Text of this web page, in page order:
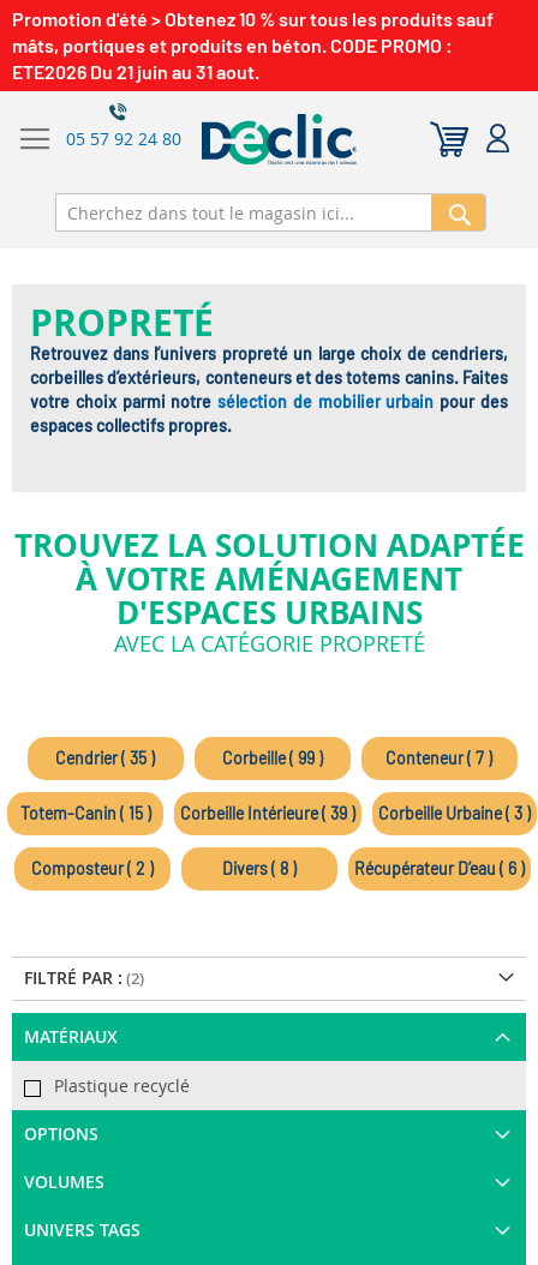
Promotion d'été > Obtenez 10 % sur tous les produits sauf
mâts, portiques et produits en béton. CODE PROMO :
ETE2026 Du 21 juin au 31 aout.
05 57 92 24 80
PROPRETÉ
Retrouvez dans l’univers propreté un large choix de cendriers,
corbeilles d’extérieurs, conteneurs et des totems canins. Faites
votre choix parmi notresélection de mobilier urbain pour des
espaces collectifs propres.
TROUVEZ LA SOLUTION ADAPTÉE
À VOTRE AMÉNAGEMENT
D'ESPACES URBAINS
AVEC LA CATÉGORIE PROPRETÉ
Cendrier ( 35 ) Corbeille ( 99 ) Conteneur ( 7 )
Totem-Canin ( 15 ) Corbeille Intérieure ( 39 ) Corbeille Urbaine ( 3 )
Composteur ( 2 ) Divers ( 8 ) Récupérateur D’eau ( 6 )
FILTRÉ PAR :
MATÉRIAUX
Plastique recyclé
OPTIONS
VOLUMES
UNIVERS TAGS